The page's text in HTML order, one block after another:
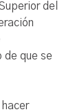
del
de que se